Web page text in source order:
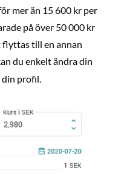
mer än 15 600 kr per
på över 50 000 kr
till en annan
du enkelt ändra din
profil.